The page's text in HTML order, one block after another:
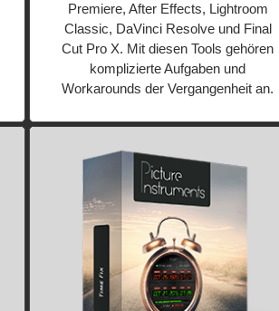
Premiere, After Effects, Lightroom
Classic, DaVinci Resolve und Final
Cut Pro X. Mit diesen Tools gehören
komplizierte Aufgaben und
Workarounds der Vergangenheit an.